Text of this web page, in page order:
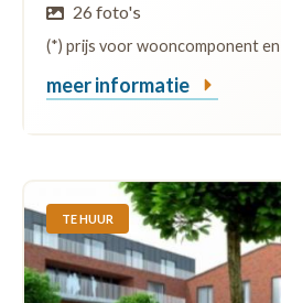
26 foto's
(*) prijs voor wooncomponent
meer informatie
TE HUUR